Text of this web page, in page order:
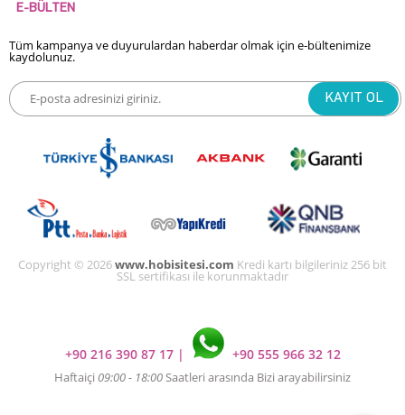
E-BÜLTEN
Tüm kampanya ve duyurulardan haberdar olmak için e-bültenimize
kaydolunuz.
Copyright © 2026www.hobisitesi.com Kredi kartı bilgileriniz 256 bit
SSL sertifikası ile korunmaktadır
+90 216 390 87 17 | +90 555 966 32 12
Haftaiçi 09:00 - 18:00Saatleri arasında Bizi arayabilirsiniz